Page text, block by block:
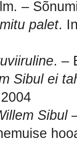
–
palet.
. –
Sibul ei
Sibul